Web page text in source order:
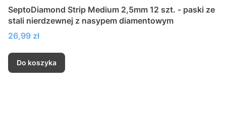
SeptoDiamond Strip Medium 2,5mm 12 szt. - paski ze
stali nierdzewnej z nasypem diamentowym
Cena
26,99 zł
Do koszyka